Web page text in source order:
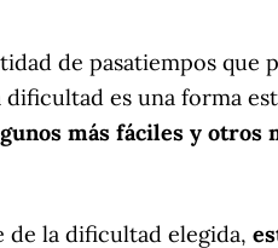
de pasatiempos
es una forma
más fáciles y otros
la dificultad elegida,